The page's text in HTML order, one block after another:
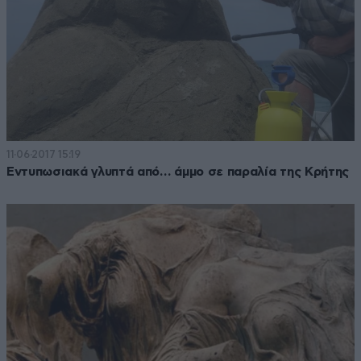
11·06·2017 15:19
Εντυπωσιακά γλυπτά από… άμμο σε παραλία της Κρήτης